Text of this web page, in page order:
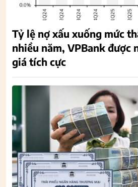
Tỷ lệ nợ xấu xuống mức
nhiều năm, VPBank được
giá tích cực